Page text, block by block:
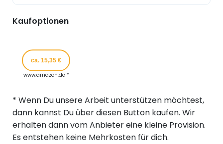
Kaufoptionen
ca. 15,35 €
www.amazon.de *
* Wenn Du unsere Arbeit unterstützen möchtest,
dann kannst Du über diesen Button kaufen. Wir
erhalten dann vom Anbieter eine kleine Provision.
Es entstehen keine Mehrkosten für dich.